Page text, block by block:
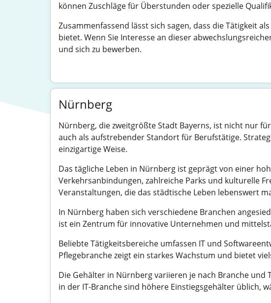
können Zuschläge für Überstunden oder spezielle
Zusammenfassend lässt sich sagen, dass die Tätigkeit
bietet. Wenn Sie Interesse an dieser
und sich zu bewerben.
Nürnberg
Nürnberg, die zweitgrößte Stadt Bayerns, ist nicht nur
auch als aufstrebender Standort für Berufstätige.
einzigartige Weise.
Das tägliche Leben in Nürnberg ist geprägt von einer
Verkehrsanbindungen, zahlreiche Parks und kulturelle
Veranstaltungen, die das städtische Leben lebenswert
In Nürnberg haben sich verschiedene Branchen
ist ein Zentrum für innovative Unternehmen und
Beliebte Tätigkeitsbereiche umfassen IT und
Pflegebranche zeigt ein starkes Wachstum und bietet
Die Gehälter in Nürnberg variieren je nach Branche
in der IT-Branche sind höhere Einstiegsgehälter üblich,